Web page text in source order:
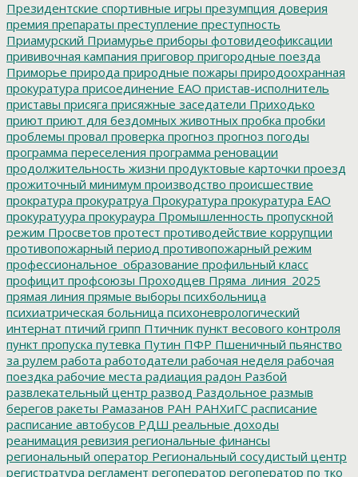
Президентские спортивные игры презумпция доверия
премия препараты преступление преступность
Приамурский Приамурье приборы фотовидеофиксации
прививочная кампания приговор пригородные поезда
Приморье природа природные пожары природоохранная
прокуратура присоединение ЕАО пристав-исполнитель
приставы присяга присяжные заседатели Приходько
приют приют для бездомных животных пробка пробки
проблемы провал проверка прогноз прогноз погоды
программа переселения программа реновации
продолжительность жизни продуктовые карточки проезд
прожиточный минимум производство происшествие
прократура прокуратруа Прокуратура прокуратура ЕАО
прокуратуура прокураура Промышленность пропускной
режим Просветов протест противодействие коррупции
противопожарный период противопожарный режим
профессиональное_образование профильный класс
профицит профсоюзы Проходцев Пряма_линия_2025
прямая линия прямые выборы психбольница
психиатрическая больница психоневрологический
интернат птичий грипп Птичник пункт весового контроля
пункт пропуска путевка Путин ПФР Пшеничный пьянство
за рулем работа работодатели рабочая неделя рабочая
поездка рабочие места радиация радон Разбой
развлекательный центр развод Раздольное размыв
берегов ракеты Рамазанов РАН РАНХиГС расписание
расписание автобусов РДШ реальные доходы
реанимация ревизия региональные финансы
региональный оператор Региональный сосудистый центр
регистратура регламент регоператор регоператор по тко